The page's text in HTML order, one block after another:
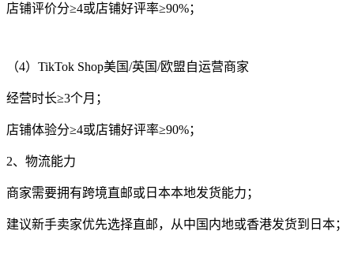
店铺评价分≥4或店铺好评率≥90%；
（4） TikTok Shop美国/英国/欧盟自运营商家
经营时长≥3个月；
店铺体验分≥4或店铺好评率≥90%；
2、物流能力
商家需要拥有跨境直邮或日本本地发货能力；
建议新手卖家优先选择直邮，从中国内地或香港发货到日本；